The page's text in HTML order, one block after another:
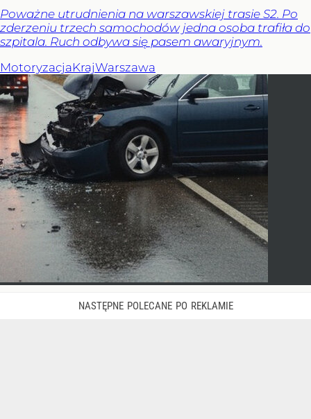
Poważne utrudnienia na warszawskiej trasie S2. Po
zderzeniu trzech samochodów jedna osoba trafiła do
szpitala. Ruch odbywa się pasem awaryjnym.
MotoryzacjaKrajWarszawa